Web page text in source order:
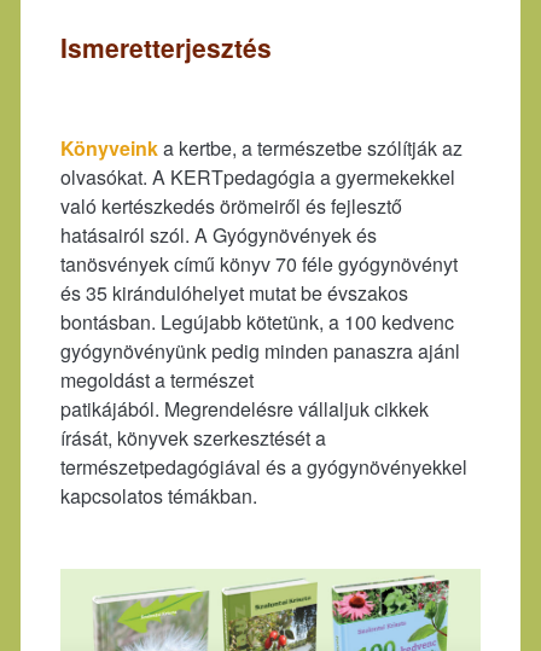
Ismeretterjesztés
Könyveinka kertbe, a természetbe szólítják az
olvasókat. A KERTpedagógia a gyermekekkel
való kertészkedés örömeiről és fejlesztő
hatásairól szól. A Gyógynövények és
tanösvények című könyv 70 féle gyógynövényt
és 35 kirándulóhelyet mutat be évszakos
bontásban. Legújabb kötetünk, a 100 kedvenc
gyógynövényünk pedig minden panaszra ajánl
megoldást a természet
patikájából. Megrendelésre vállaljuk cikkek
írását, könyvek szerkesztését a
természetpedagógiával és a gyógynövényekkel
kapcsolatos témákban.